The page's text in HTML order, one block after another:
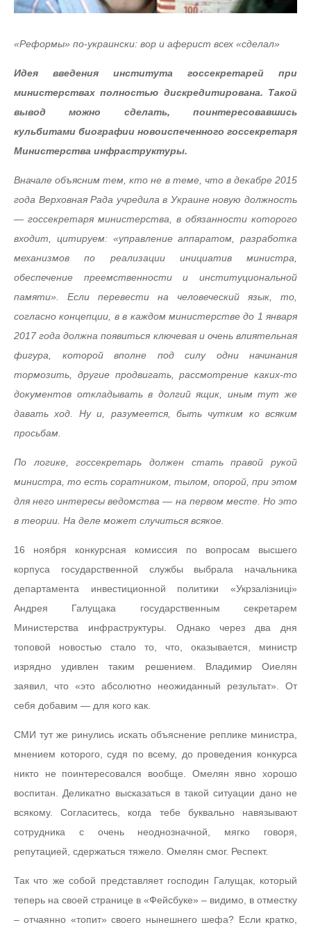
«Реформы» по-украински: вор и аферист всех «сделал»
Идея введения института госсекретарей при
министерствах полностью дискредитирована. Такой
вывод можно сделать, поинтересовавшись
кульбитами биографии новоиспеченного госсекретаря
Министерства инфраструктуры.
Вначале объясним тем, кто не в теме, что в декабре 2015
года Верховная Рада учредила в Украине новую должность
— госсекретаря министерства, в обязанности которого
входит, цитируем: «управление аппаратом, разработка
механизмов по реализации инициатив министра,
обеспечение преемственности и институциональной
памяти». Если перевести на человеческий язык, то,
согласно концепции, в в каждом министерстве до 1 января
2017 года должна появиться ключевая и очень влиятельная
фигура, которой вполне под силу одни начинания
тормозить, другие продвигать, рассмотрение каких-то
документов откладывать в долгий ящик, иным тут же
давать ход. Ну и, разумеется, быть чутким ко всяким
просьбам.
По логике, госсекретарь должен стать правой рукой
министра, то есть соратником, тылом, опорой, при этом
для него интересы ведомства — на первом месте. Но это
в теории. На деле может случиться всякое.
16 ноября конкурсная комиссия по вопросам высшего
корпуса государственной службы выбрала начальника
департамента инвестиционной политики «Укрзалiзницi»
Андрея Галущака государственным секретарем
Министерства инфраструктуры. Однако через два дня
топовой новостью стало то, что, оказывается, министр
изрядно удивлен таким решением. Владимир Оиелян
заявил, что «это абсолютно неожиданный результат». От
себя добавим — для кого как.
СМИ тут же ринулись искать объяснение реплике министра,
мнением которого, судя по всему, до проведения конкурса
никто не поинтересовался вообще. Омелян явно хорошо
воспитан. Деликатно высказаться в такой ситуации дано не
всякому. Согласитесь, когда тебе буквально навязывают
сотрудника с очень неоднозначной, мягко говоря,
репутацией, сдержаться тяжело. Омелян смог. Респект.
Так что же собой представляет господин Галущак, который
теперь на своей странице в «Фейсбуке» – видимо, в отместку
– отчаянно «топит» своего нынешнего шефа? Если кратко,